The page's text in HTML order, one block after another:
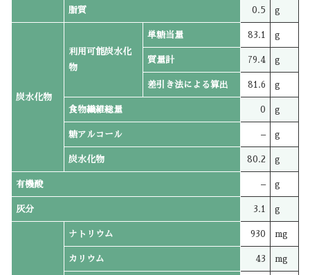
脂質 0.5 g
炭水化物
利用可能炭水化
物
単糖当量 83.1 g
質量計 79.4 g
差引き法による算出 81.6 g
食物繊維総量 0 g
糖アルコール – g
炭水化物 80.2 g
有機酸 – g
灰分 3.1 g
ナトリウム 930 mg
カリウム 43 mg